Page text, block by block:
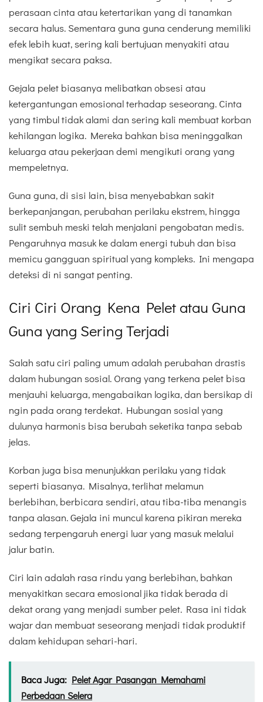
perasaan cinta atau ketertarikan yang di tanamkan
secara halus. Sementara guna guna cenderung memiliki
efek lebih kuat, sering kali bertujuan menyakiti atau
mengikat secara paksa.
Gejala pelet biasanya melibatkan obsesi atau
ketergantungan emosional terhadap seseorang. Cinta
yang timbul tidak alami dan sering kali membuat korban
kehilangan logika. Mereka bahkan bisa meninggalkan
keluarga atau pekerjaan demi mengikuti orang yang
mempeletnya.
Guna guna, di sisi lain, bisa menyebabkan sakit
berkepanjangan, perubahan perilaku ekstrem, hingga
sulit sembuh meski telah menjalani pengobatan medis.
Pengaruhnya masuk ke dalam energi tubuh dan bisa
memicu gangguan spiritual yang kompleks. Ini mengapa
deteksi di ni sangat penting.
Ciri Ciri Orang Kena Pelet atau Guna
Guna yang Sering Terjadi
Salah satu ciri paling umum adalah perubahan drastis
dalam hubungan sosial. Orang yang terkena pelet bisa
menjauhi keluarga, mengabaikan logika, dan bersikap di
ngin pada orang terdekat. Hubungan sosial yang
dulunya harmonis bisa berubah seketika tanpa sebab
jelas.
Korban juga bisa menunjukkan perilaku yang tidak
seperti biasanya. Misalnya, terlihat melamun
berlebihan, berbicara sendiri, atau tiba-tiba menangis
tanpa alasan. Gejala ini muncul karena pikiran mereka
sedang terpengaruh energi luar yang masuk melalui
jalur batin.
Ciri lain adalah rasa rindu yang berlebihan, bahkan
menyakitkan secara emosional jika tidak berada di
dekat orang yang menjadi sumber pelet. Rasa ini tidak
wajar dan membuat seseorang menjadi tidak produktif
dalam kehidupan sehari-hari.
Baca Juga: Pelet Agar Pasangan Memahami
Perbedaan Selera